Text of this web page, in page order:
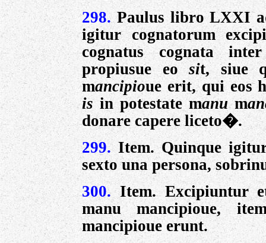
298. Paulus libro LXXI
igitur cognatorum
cognatus cognata
propiusue eosit, siue
mancipioue erit, qui eos
is in potestate manum
donare capere liceto�.
299. Item. Quinque
sexto una persona,
300. Item. Excipiuntur
manumancipioue,
mancipioue erunt.